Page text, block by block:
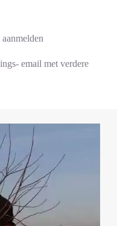
email met verdere